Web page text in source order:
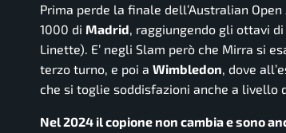
Prima perde la finale dell’Australian
1000 di Madrid, raggiungendo gli ottavi
Linette). E’ negli Slam però che Mirra si
terzo turno, e poi a Wimbledon, dove
che si toglie soddisfazioni anche a livello
Nel 2024 il copione non cambia e sono